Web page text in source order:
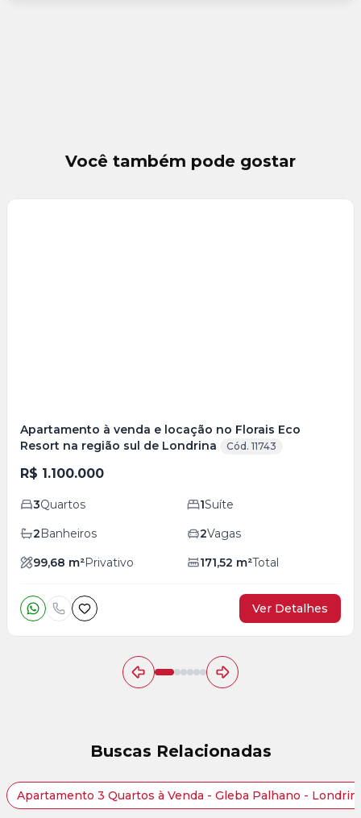
Você também pode gostar
Apartamento à venda e locação no Florais Eco
Resort na região sul de Londrina
Cód. 11743
R$ 1.100.000
3Quartos 1Suíte
2Banheiros 2Vagas
99,68 m²Privativo 171,52 m²Total
Ver Detalhes
Buscas Relacionadas
Apartamento 3 Quartos à Venda - Gleba Palhano -